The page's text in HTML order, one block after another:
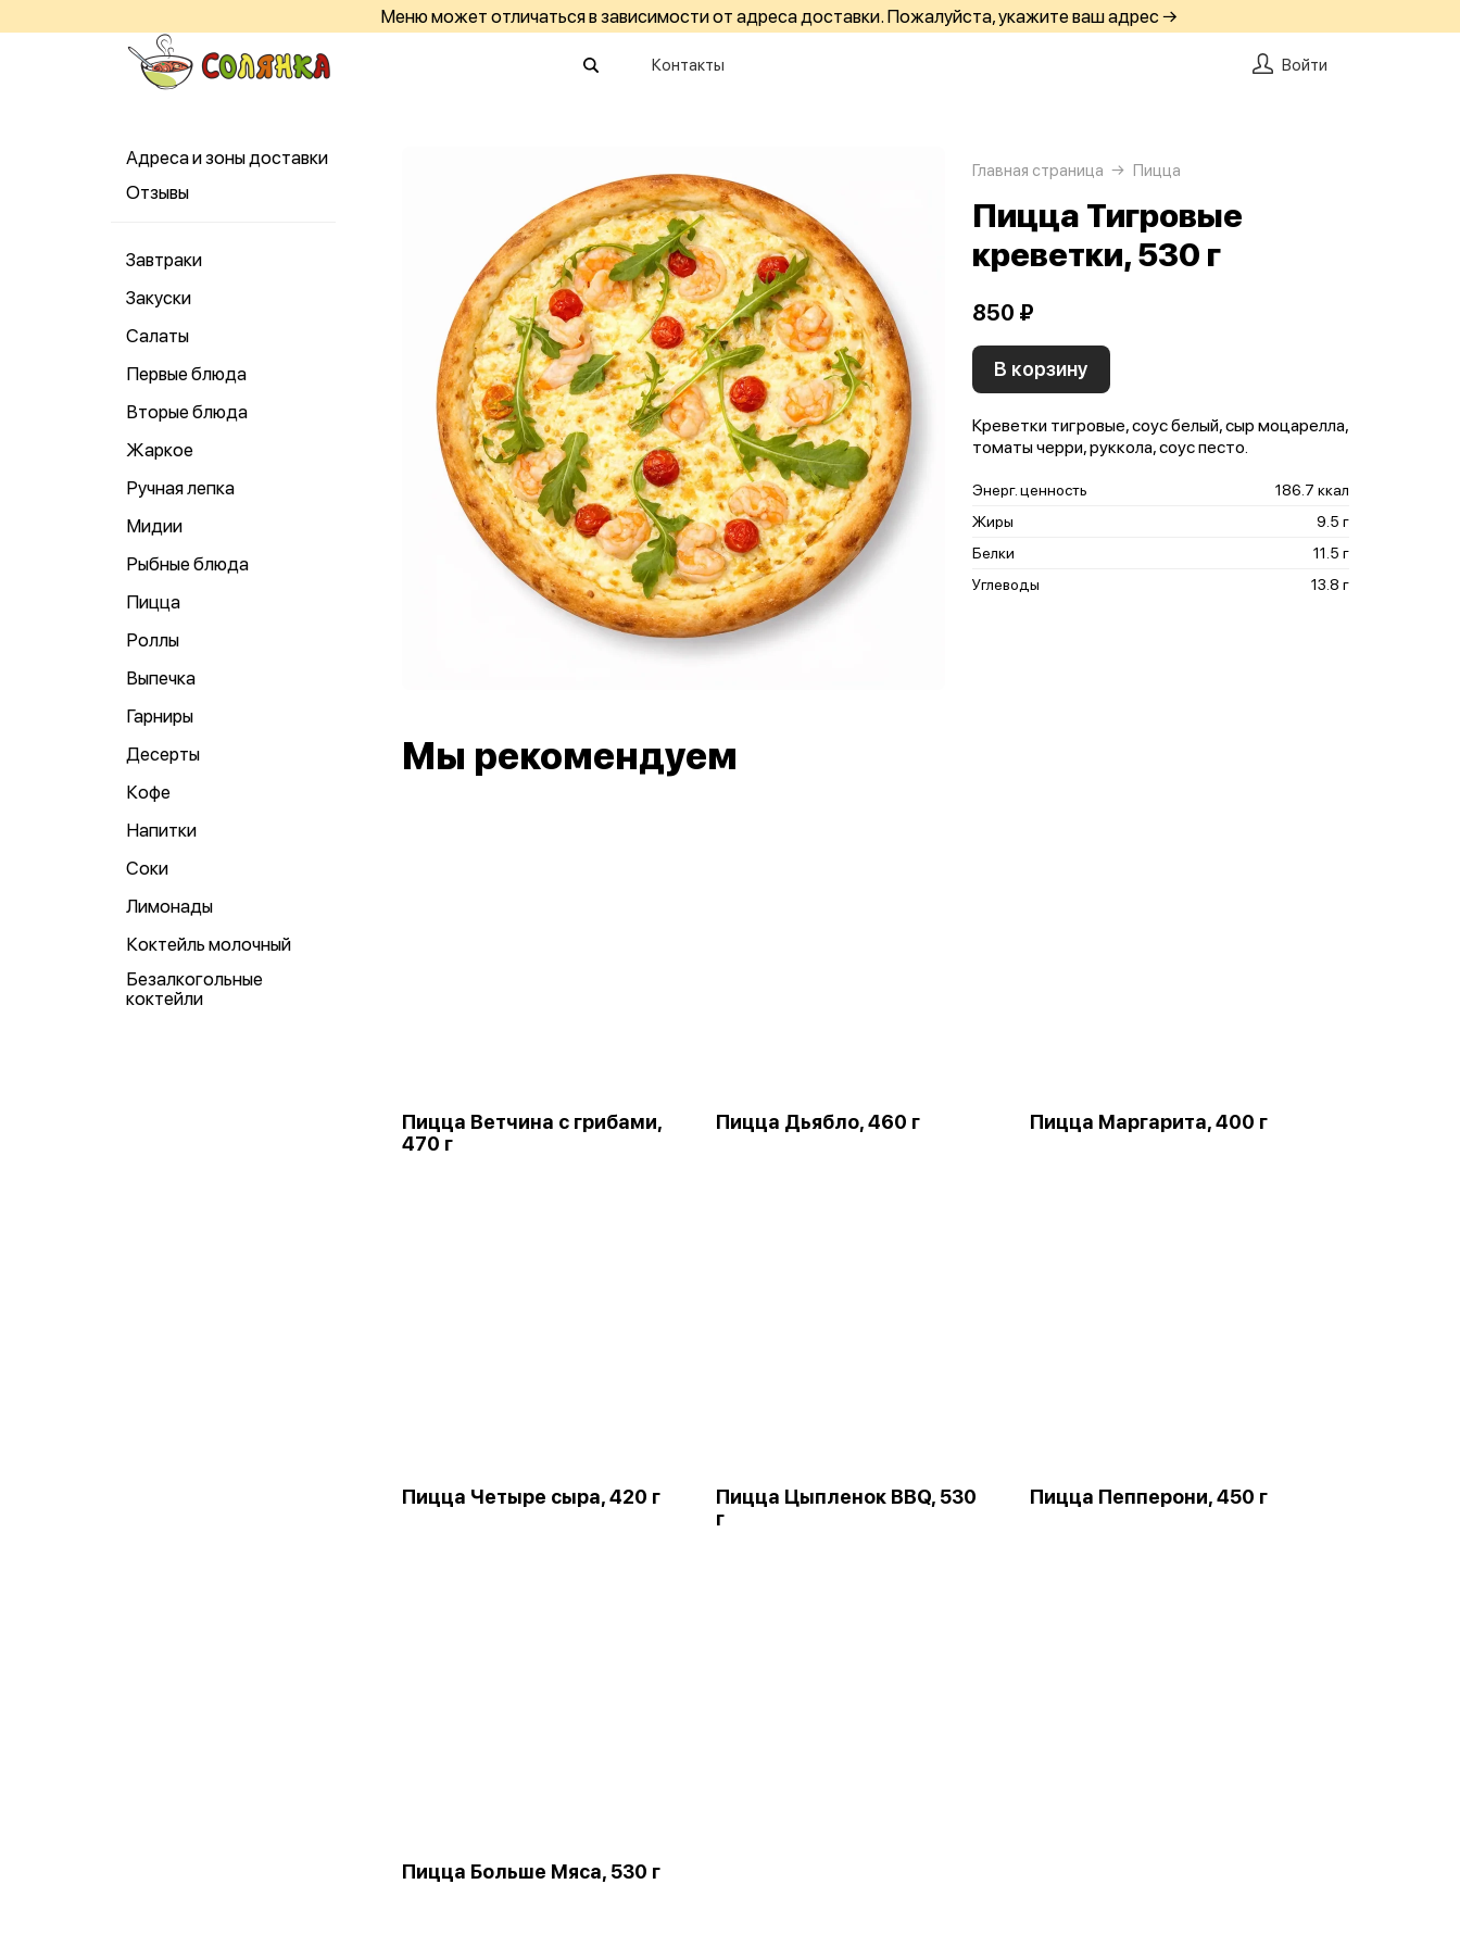
Меню может отличаться в зависимости от адреса доставки. Пожалуйста, укажите ваш адрес →
Контакты Войти
Адреса и зоны доставки
Отзывы
Завтраки
Закуски
Салаты
Первые блюда
Вторые блюда
Жаркое
Ручная лепка
Мидии
Рыбные блюда
Пицца
Роллы
Выпечка
Гарниры
Десерты
Кофе
Напитки
Соки
Лимонады
Коктейль молочный
Безалкогольные
коктейли
Главная страница Пицца
Пицца Тигровые
креветки, 530 г
850 ₽
В корзину
Креветки тигровые, соус белый, сыр моцарелла,
томаты черри, руккола, соус песто.
Энерг. ценность
186.7 ккал
Жиры
9.5 г
Белки
11.5 г
Углеводы
13.8 г
Мы рекомендуем
Пицца Ветчина с грибами,
470 г
Пицца Дьябло, 460 г Пицца Маргарита, 400 г
Пицца Четыре сыра, 420 г
Пицца Цыпленок BBQ, 530
г
Пицца Пепперони, 450 г
Пицца Больше Мяса, 530 г